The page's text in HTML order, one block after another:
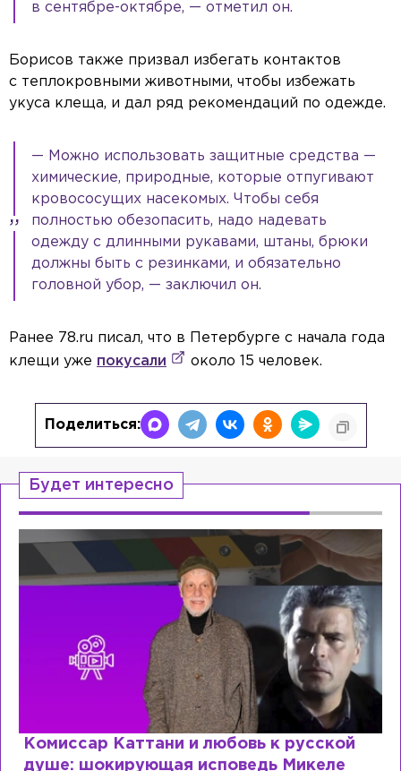
в сентябре-октябре, — отметил он.
Борисов также призвал избегать контактов
с теплокровными животными, чтобы избежать
укуса клеща, и дал ряд рекомендаций по одежде.
— Можно использовать защитные средства —
химические, природные, которые отпугивают
кровососущих насекомых. Чтобы себя
полностью обезопасить, надо надевать
одежду с длинными рукавами, штаны, брюки
должны быть с резинками, и обязательно
головной убор, — заключил он.
Ранее 78.ru писал, что в Петербурге с начала года
клещи уже покусали около 15 человек.
Поделиться:
Будет интересно
Комиссар Каттани и любовь к русской
душе: шокирующая исповедь Микеле